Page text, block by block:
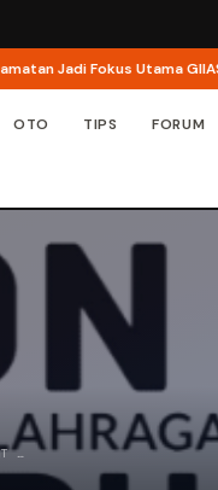
Utama GIIAS 2026 BYD
OTO TIPS FORUM
…